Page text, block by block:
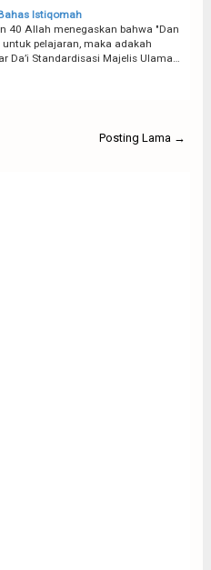
Istiqomah
40 Allah menegaskan bahwa "Dan
pelajaran, maka adakah
Da’i Standardisasi Majelis Ulama…
Posting Lama →